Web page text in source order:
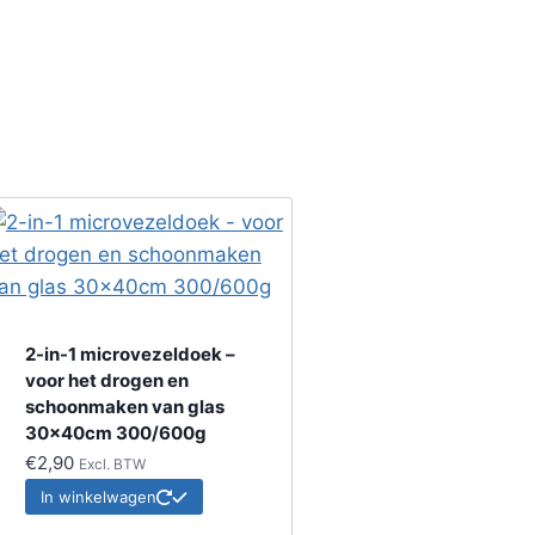
2-in-1 microvezeldoek –
voor het drogen en
schoonmaken van glas
30x40cm 300/600g
€2,90 Excl. BTW
In winkelwagen